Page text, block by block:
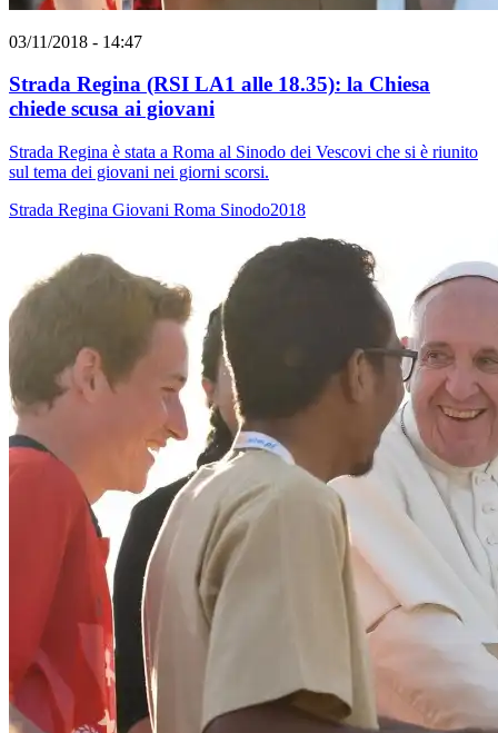
03/11/2018 - 14:47
Strada Regina (RSI LA1 alle 18.35): la Chiesa
chiede scusa ai giovani
Strada Regina è stata a Roma al Sinodo dei Vescovi che si è riunito
sul tema dei giovani nei giorni scorsi.
Strada Regina Giovani Roma Sinodo2018